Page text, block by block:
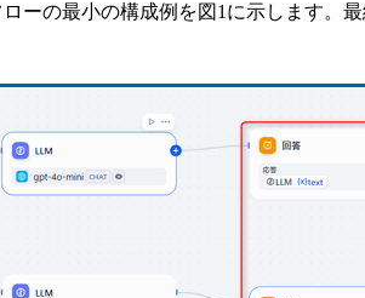
ーの最小の構成例を図1に示します。最